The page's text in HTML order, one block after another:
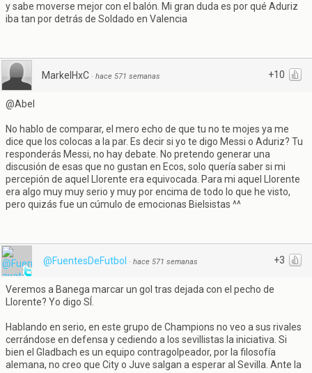
y sabe moverse mejor con el balón. Mi gran duda es por qué Aduriz
iba tan por detrás de Soldado en Valencia
+10
MarkelHxC · hace 571 semanas
@Abel
No hablo de comparar, el mero echo de que tu no te mojes ya me
dice que los colocas a la par. Es decir si yo te digo Messi o Aduriz? Tu
responderás Messi, no hay debate. No pretendo generar una
discusión de esas que no gustan en Ecos, solo quería saber si mi
percepión de aquel Llorente era equivocada. Para mi aquel Llorente
era algo muy muy serio y muy por encima de todo lo que he visto,
pero quizás fue un cúmulo de emocionas Bielsistas ^^
+3
@FuentesDeFutbol · hace 571 semanas
Veremos a Banega marcar un gol tras dejada con el pecho de
Llorente? Yo digo SÍ.
Hablando en serio, en este grupo de Champions no veo a sus rivales
cerrándose en defensa y cediendo a los sevillistas la iniciativa. Si
bien el Gladbach es un equipo contragolpeador, por la filosofía
alemana, no creo que City o Juve salgan a esperar al Sevilla. Ante la